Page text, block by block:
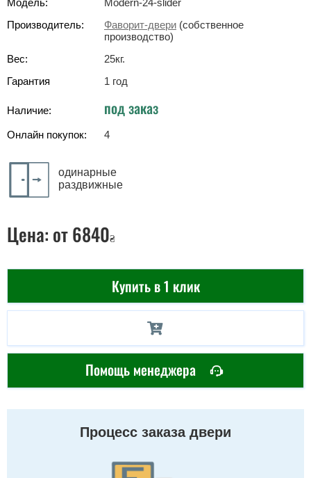
Модель:
Modern-24-slider
Производитель:
Фаворит-двери (собственное
производство)
Вес:
25кг.
Гарантия
1 год
Наличие: под заказ
Онлайн покупок: 4
одинарные
раздвижные
Цена: от 6840₴
Купить в 1 клик
Помощь менеджера
Процесс заказа двери